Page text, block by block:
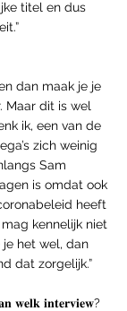
titel en dus
dan maak je je
Maar dit is wel
ik, een van de
zich weinig
Sam
is omdat ook
heeft
kennelijk niet
het wel, dan
dat zorgelijk.”
𝐰𝐞𝐥𝐤 𝐢𝐧𝐭𝐞𝐫𝐯𝐢𝐞𝐰?